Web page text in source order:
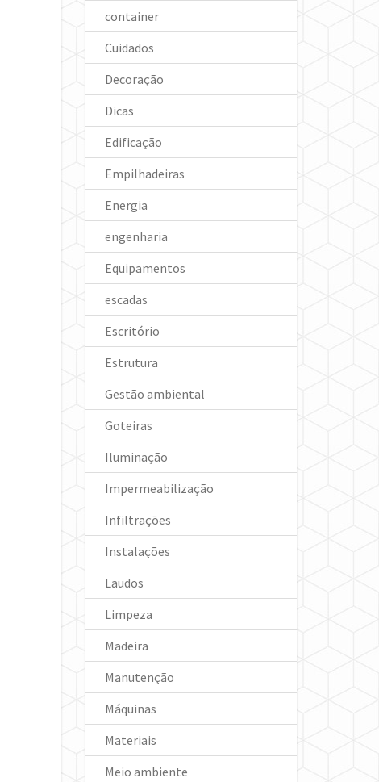
container
Cuidados
Decoração
Dicas
Edificação
Empilhadeiras
Energia
engenharia
Equipamentos
escadas
Escritório
Estrutura
Gestão ambiental
Goteiras
Iluminação
Impermeabilização
Infiltrações
Instalações
Laudos
Limpeza
Madeira
Manutenção
Máquinas
Materiais
Meio ambiente